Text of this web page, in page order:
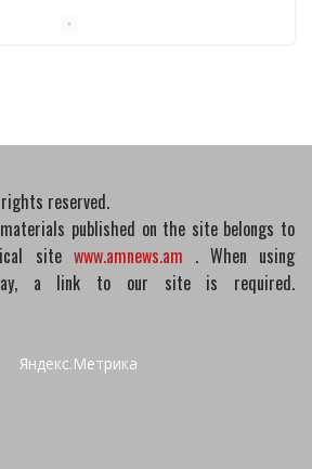
reserved.
published on the site belongs to
site www.amnews.am . When using
a link to our site is required.